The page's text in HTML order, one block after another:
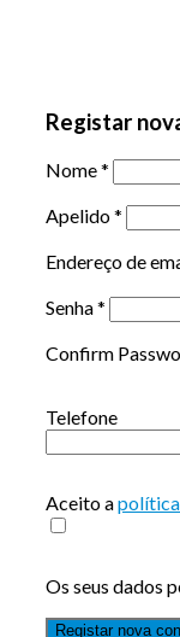
Registar
Nome*
Apelido*
Endereço de
Senha*
Confirm
Telefone
Aceito a
Os seus dados
Registar nova